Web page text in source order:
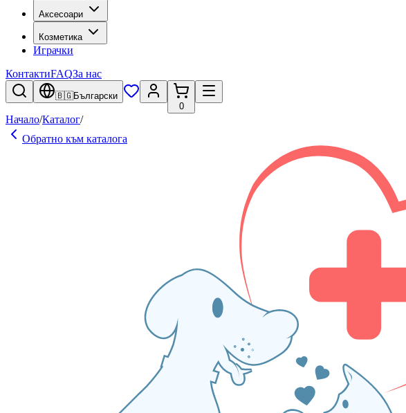
Аксесоари
Козметика
Играчки
КонтактиFAQЗа нас
🇧🇬Български
0
Начало/Каталог/
Обратно към каталога